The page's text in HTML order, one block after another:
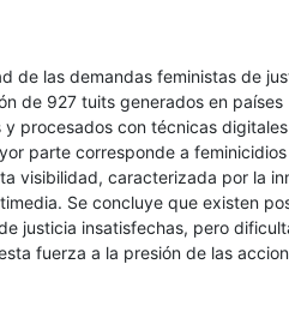
de las demandas feministas de
de 927 tuits generados en países
procesados con técnicas
parte corresponde a feminicidios
visibilidad, caracterizada por la
Se concluye que existen
justicia insatisfechas, pero
fuerza a la presión de las